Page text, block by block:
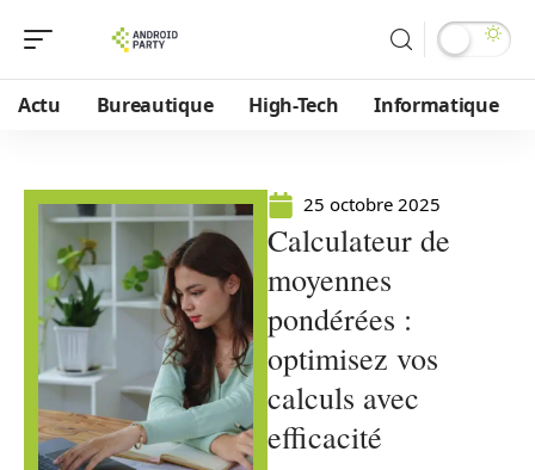
Actu Bureautique High-Tech Informatique
25 octobre 2025
Calculateur de
moyennes
pondérées :
optimisez vos
calculs avec
efficacité